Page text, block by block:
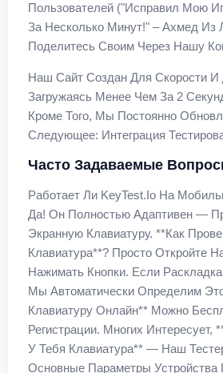
Пользователей ("Исправил Мою
За Несколько Минут!" – Ахмед Из
Поделитесь Своим Через Нашу
Наш Сайт Создан Для Скорости И
Загружаясь Менее Чем За 2
Кроме Того, Мы Постоянно
Следующее: Интеграция
Часто Задаваемые
Работает Ли KeyTest.io На
Да! Он Полностью Адаптивен —
Экранную Клавиатуру. **Как
Клавиатура**? Просто Откройте
Нажимать Кнопки. Если
Мы Автоматически Определим
Клавиатуру Онлайн** Можно
Регистрации. Многих Интересует,
У Тебя Клавиатура** — Наш
Основные Параметры Устройства